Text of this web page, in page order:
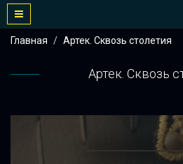
Главная Артек. Сквозь столетия
Артек. Сквозь